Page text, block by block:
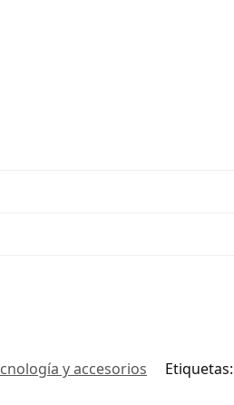
y accesorios Etiquetas: